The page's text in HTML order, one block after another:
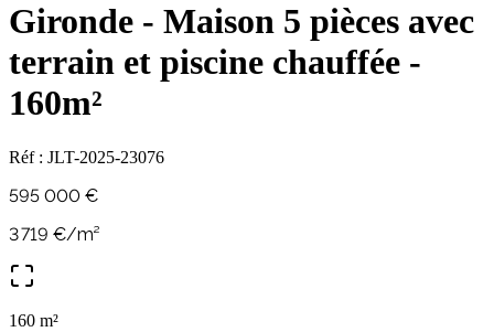
Gironde - Maison 5 pièces avec
terrain et piscine chauffée -
160m²
Réf : JLT-2025-23076
595 000 €
3 719 €/m²
160 m²